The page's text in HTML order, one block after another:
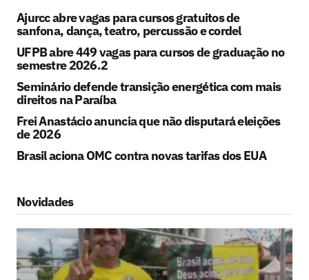
Ajurcc abre vagas para cursos gratuitos de
sanfona, dança, teatro, percussão e cordel
UFPB abre 449 vagas para cursos de graduação no
semestre 2026.2
Seminário defende transição energética com mais
direitos na Paraíba
Frei Anastácio anuncia que não disputará eleições
de 2026
Brasil aciona OMC contra novas tarifas dos EUA
Novidades